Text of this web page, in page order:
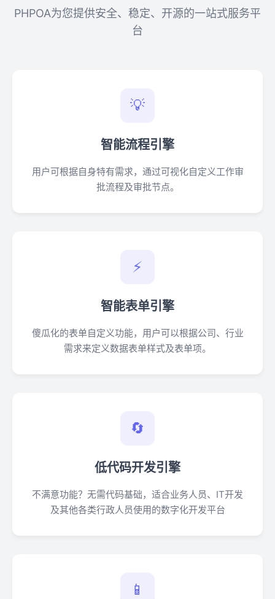
PHPOA为您提供安全、稳定、开源的一站式服务平
台
💡
智能流程引擎
用户可根据自身特有需求，通过可视化自定义工作审
批流程及审批节点。
⚡
智能表单引擎
傻瓜化的表单自定义功能，用户可以根据公司、行业
需求来定义数据表单样式及表单项。
🔄
低代码开发引擎
不满意功能？无需代码基础，适合业务人员、IT开发
及其他各类行政人员使用的数字化开发平台
📱